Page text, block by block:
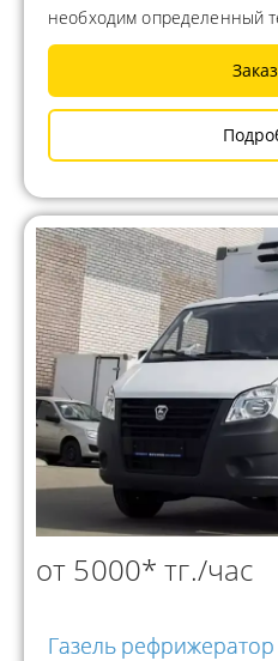
необходим определенный
от 5000* тг./час
Газель